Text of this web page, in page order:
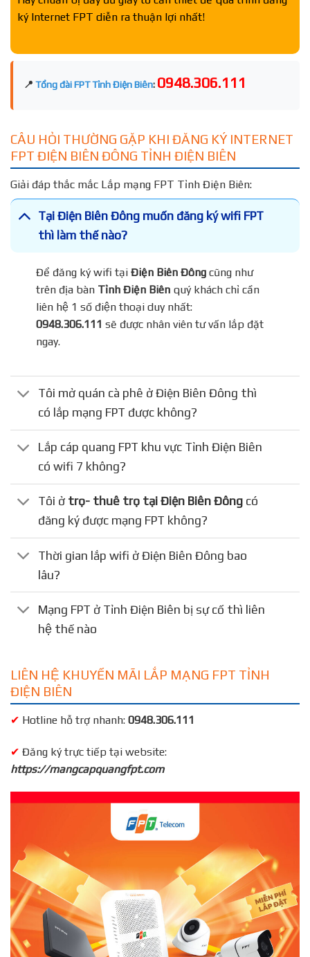
ký Internet FPT diễn ra thuận lợi nhất!
📍 Tổng đài FPT Tỉnh Điện Biên: 0948.306.111
CÂU HỎI THƯỜNG GẶP KHI ĐĂNG KÝ INTERNET
FPT ĐIỆN BIÊN ĐÔNG TỈNH ĐIỆN BIÊN
Giải đáp thắc mắc Lắp mạng FPT Tỉnh Điện Biên:
Tại Điện Biên Đông muốn đăng ký wifi FPT
thì làm thế nào?
Để đăng ký wifi tạiĐiện Biên Đôngcũng như
trên địa bànTỉnh Điện Biênquý khách chỉ cần
liên hệ 1 số điện thoại duy nhất:
0948.306.111 sẽ được nhân viên tư vấn lắp đặt
ngay.
Tôi mở quán cà phê ở Điện Biên Đông thì
có lắp mạng FPT được không?
Lắp cáp quang FPT khu vực Tỉnh Điện Biên
có wifi 7 không?
Tôi ở trọ- thuê trọ tại Điện Biên Đông có
đăng ký được mạng FPT không?
Thời gian lắp wifi ở Điện Biên Đông bao
lâu?
Mạng FPT ở Tỉnh Điện Biên bị sự cố thì liên
hệ thế nào
LIÊN HỆ KHUYẾN MÃI LẮP MẠNG FPT TỈNH
ĐIỆN BIÊN
✔ Hotline hỗ trợ nhanh: 0948.306.111
✔ Đăng ký trực tiếp tại website:
https://mangcapquangfpt.com